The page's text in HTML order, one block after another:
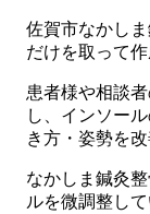
佐賀市なかし
だけを取って作
患者様や相談
し、インソー
き方・姿勢を改
なかしま鍼灸
ルを微調整し